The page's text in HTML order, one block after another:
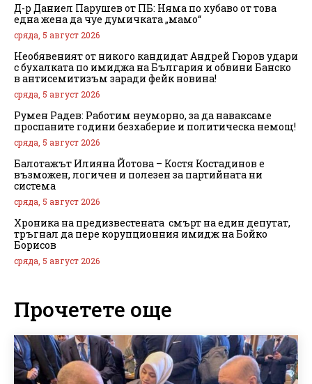
Д-р Даниел Парушев от ПБ: Няма по хубаво от това
една жена да чуе думичката „мамо“
сряда, 5 август 2026
Необявеният от никого кандидат Андрей Гюров удари
с бухалката по имиджа на България и обвини Банско
в антисемитизъм заради фейк новина!
сряда, 5 август 2026
Румен Радев: Работим неуморно, за да наваксаме
проспаните години безхаберие и политическа немощ!
сряда, 5 август 2026
Балотажът Илияна Йотова – Костя Костадинов е
възможен, логичен и полезен за партийната ни
система
сряда, 5 август 2026
Хроника на предизвестената смърт на един депутат,
тръгнал да пере корупционния имидж на Бойко
Борисов
сряда, 5 август 2026
Прочетете още